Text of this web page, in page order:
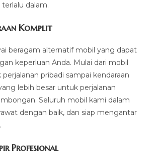
dalam.
Komplit
beragam alternatif mobil yang dapat
keperluan Anda. Mulai dari mobil
pribadi sampai kendaraan
lebih besar untuk perjalanan
Seluruh mobil kami dalam
dengan baik, dan siap mengantar
Profesional